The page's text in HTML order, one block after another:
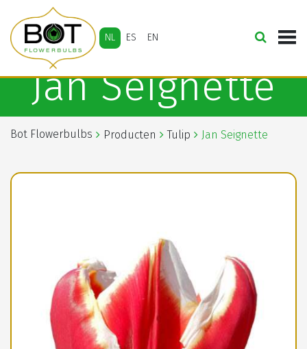
NL ES EN
Jan Seignette
Bot Flowerbulbs Producten Tulip Jan Seignette